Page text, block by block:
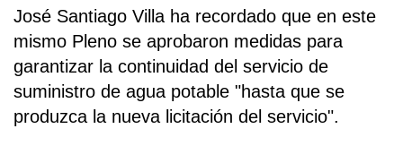
José Santiago Villa ha recordado que en este
mismo Pleno se aprobaron medidas para
garantizar la continuidad del servicio de
suministro de agua potable "hasta que se
produzca la nueva licitación del servicio".